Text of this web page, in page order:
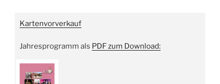
Kartenvorverkauf
Jahresprogramm als PDF zum Download: